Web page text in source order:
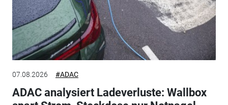
07.08.2026 #ADAC
ADAC analysiert Ladeverluste: Wallbox